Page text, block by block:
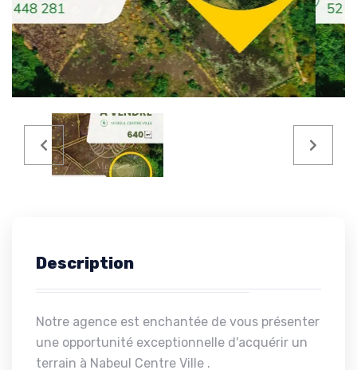
Description
Notre agence est enchantée de vous présenter
une opportunité exceptionnelle d'acquérir un
terrain à Nabeul Centre Ville .